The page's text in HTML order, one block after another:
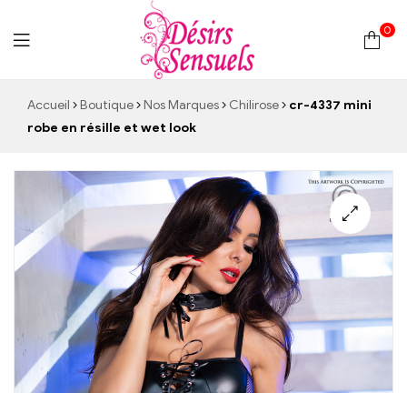
Desirs
0
Accueil Boutique Nos Marques Chilirose
cr-4337 mini
robe en résille et wet look